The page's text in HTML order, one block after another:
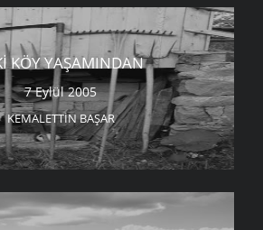
KÖY YAŞAMINDAN
7 Eylül 2005
KEMALETTIN BAŞAR